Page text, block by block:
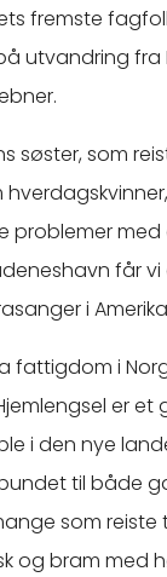
fremste
utvandring
søster, som
med
får
i
fattigdom i
er et
i den nye
til både
som reiste
og bram med